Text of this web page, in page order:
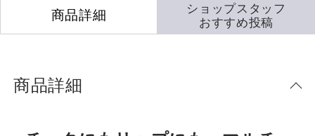
商品詳細
商品詳細
ショップスタッフ
おすすめ投稿